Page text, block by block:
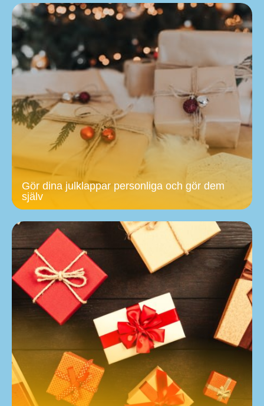
Gör dina julklappar personliga och gör dem
själv